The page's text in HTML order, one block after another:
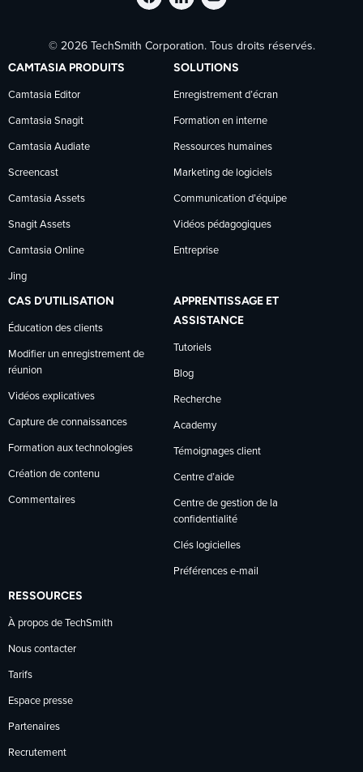
Suivre
TechSmith
sur
Facebook
Suivre
TechSmith
sur
LinkedIn
Suivre
TechSmith
sur
YouTube
© 2026 TechSmith Corporation. Tous droits réservés.
CAMTASIA PRODUITS
Camtasia Editor
Camtasia Snagit
Camtasia Audiate
Screencast
Camtasia Assets
Snagit Assets
Camtasia Online
Jing
SOLUTIONS
Enregistrement d’écran
Formation en interne
Ressources humaines
Marketing de logiciels
Communication d’équipe
Vidéos pédagogiques
Entreprise
CAS D’UTILISATION
Éducation des clients
Modifier un enregistrement de
réunion
Vidéos explicatives
Capture de connaissances
Formation aux technologies
Création de contenu
Commentaires
APPRENTISSAGE ET
ASSISTANCE
Tutoriels
Blog
Recherche
Academy
Témoignages client
Centre d’aide
Centre de gestion de la
confidentialité
Clés logicielles
Préférences e-mail
RESSOURCES
À propos de TechSmith
Nous contacter
Tarifs
Espace presse
Partenaires
Recrutement